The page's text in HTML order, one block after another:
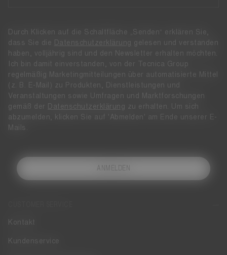
Kontakt
Kundenservice
Durch Klicken auf die Schaltfläche „Senden“ erklären Sie,
dass Sie die Datenschutzerklärung gelesen und verstanden
haben, volljährig sind und den Newsletter erhalten möchten.
Ich bin damit einverstanden, von der Tecnica Group
regelmäßig Marketingmitteilungen über automatisierte Mittel
(z. B. E-Mail) zu Produkten, Dienstleistungen und
Veranstaltungen sowie Umfragen und Marktforschungen
gemäß der
Datenschutzerklärung zu erhalten. Um sich
abzumelden, klicken Sie auf 'Abmelden' am Ende unserer E-
Mails.
ANMELDEN